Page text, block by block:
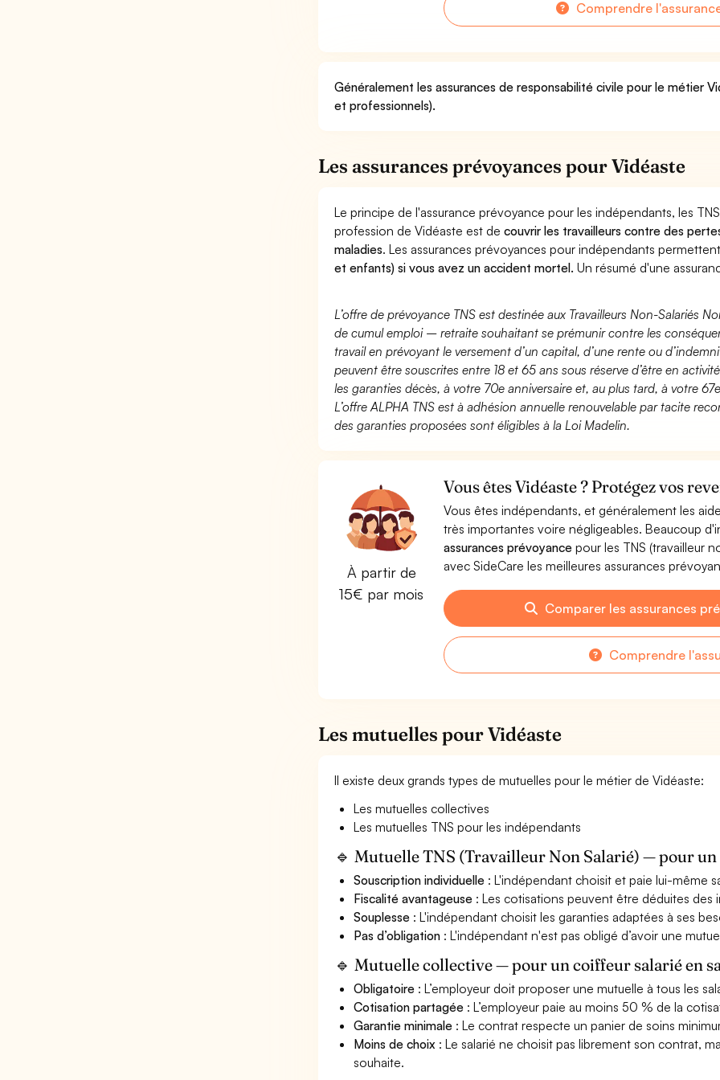
Comprendre
Généralement les assurances de responsabilité civile pour le métier
et professionnels).
Les assurances prévoyances pour Vidéaste
Le principe de l'assurance prévoyance pour les indépendants, les
profession de Vidéaste est decouvrir les travailleurs contre des
maladies. Les assurances prévoyances pour indépendants
et enfants) si vous avez un accident mortel. Un résumé d'une
L’offre de prévoyance TNS est destinée aux Travailleurs Non-Salariés
de cumul emploi – retraite souhaitant se prémunir contre les
travail en prévoyant le versement d’un capital, d’une rente ou
peuvent être souscrites entre 18 et 65 ans sous réserve d’être en
les garanties décès, à votre 70e anniversaire et, au plus tard, à votre
L’offre ALPHA TNS est à adhésion annuelle renouvelable par tacite
des garanties proposées sont éligibles à la Loi Madelin.
À partir de
15€ par mois
Vous êtes Vidéaste ? Protégez vos
Vous êtes indépendants, et généralement les
très importantes voire négligeables. Beaucoup
assurances prévoyancepour les TNS (travailleur
avec SideCare les meilleures assurances
Comparer les assurances
Comprendre
Les mutuelles pour Vidéaste
Il existe deux grands types de mutuelles pour le métier de Vidéaste:
Les mutuelles collectives
Les mutuelles TNS pour les indépendants
🔹 Mutuelle TNS (Travailleur Non Salarié) — pour
Souscription individuelle : L'indépendant choisit et paie lui-même
Fiscalité avantageuse : Les cotisations peuvent être déduites des
Souplesse : L'indépendant choisit les garanties adaptées à ses
Pas d’obligation : L'indépendant n'est pas obligé d’avoir une
🔹 Mutuelle collective — pour un coiffeur salarié en
Obligatoire : L’employeur doit proposer une mutuelle à tous les
Cotisation partagée : L’employeur paie au moins 50 % de la
Garantie minimale : Le contrat respecte un panier de soins
Moins de choix : Le salarié ne choisit pas librement son contrat,
souhaite.